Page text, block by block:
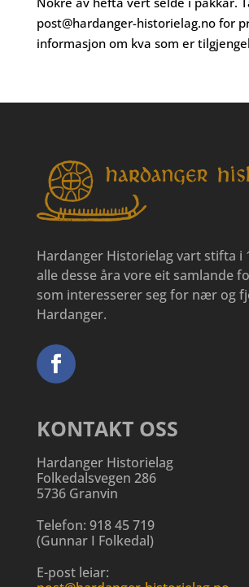
post@hardanger-historielag.nofor
informasjon om kva som er
Hardanger Historielag vart stifta i
alle desse åra vore eit samlande
som interesserer seg for nær og
Hardanger.
KONTAKT OSS
Hardanger Historielag
Folkedalsvegen 286
5736 Granvin
Telefon: 918 45 719
(Gunnar I Folkedal)
E-post leiar: